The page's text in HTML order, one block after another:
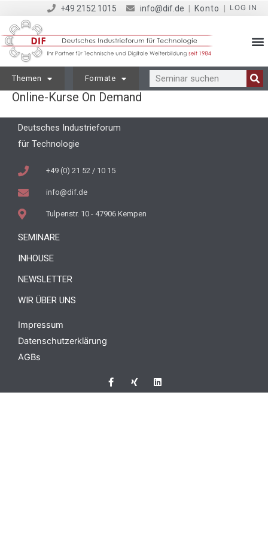
+49 2152 1015 info@dif.de Konto LOG IN
Themen Formate
Online-Kurse On Demand
Deutsches Industrieforum
für Technologie
+49 (0) 21 52 / 10 15
info@dif.de
Tulpenstr. 10 - 47906 Kempen
SEMINARE
INHOUSE
NEWSLETTER
WIR ÜBER UNS
Impressum
Datenschutzerklärung
AGBs